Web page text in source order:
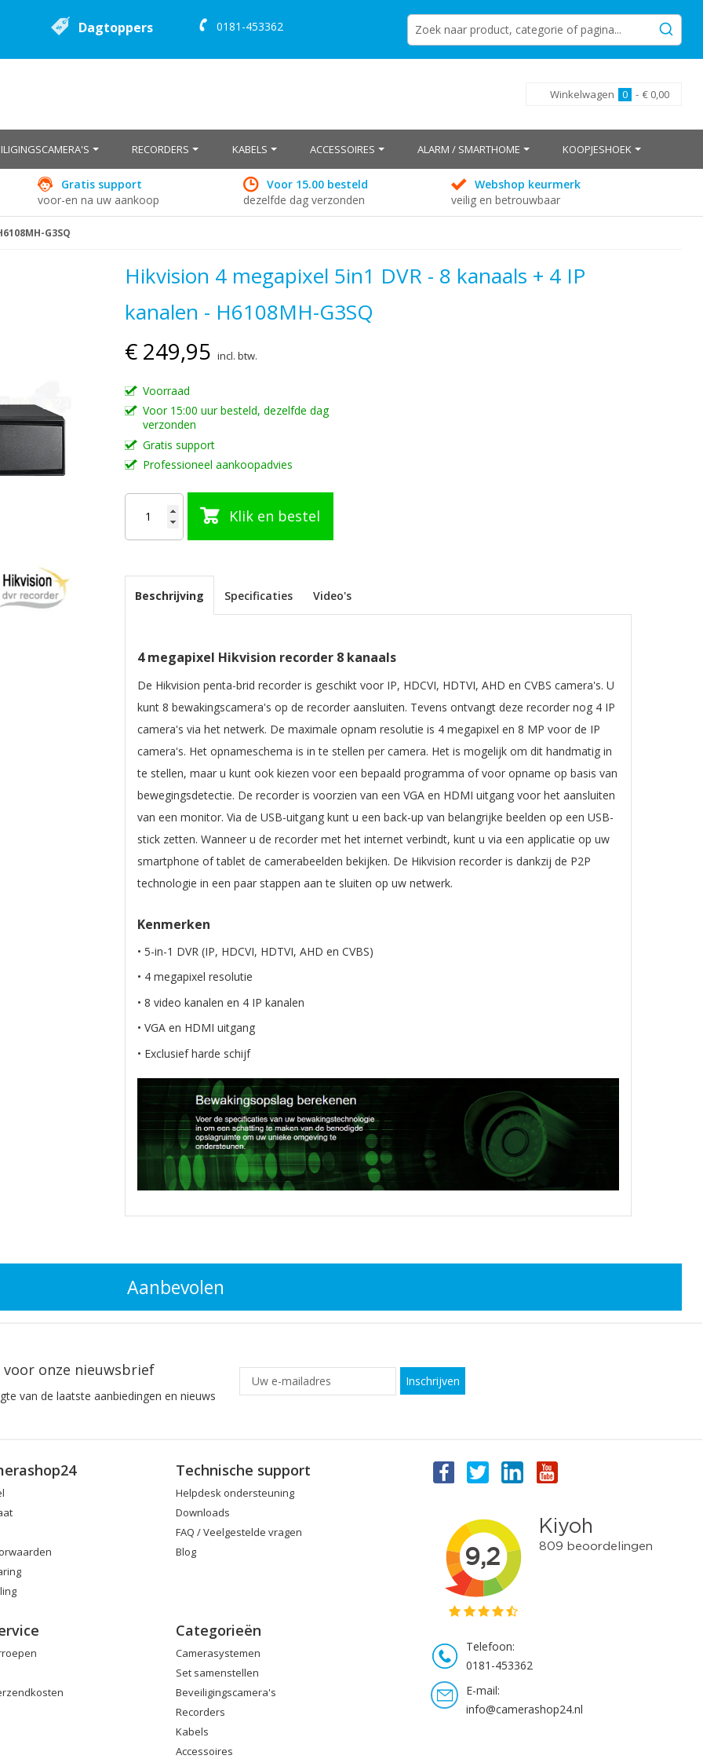
Dagtoppers 0181-453362
Winkelwagen 0 - € 0,00
RECORDERS KABELS ACCESSOIRES ALARM / SMARTHOME KOOPJESHOEK
Gratis support
voor-en na uw aankoop
Voor 15.00 besteld
dezelfde dag verzonden
Webshop keurmerk
veilig en betrouwbaar
G3SQ
Aanbevolen
Hikvision 4 megapixel 5in1 DVR - 8 kanaals + 4 IP
kanalen - H6108MH-G3SQ
€ 249,95 incl. btw.
Voorraad
Voor 15:00 uur besteld, dezelfde dag
verzonden
Gratis support
Professioneel aankoopadvies
Klik en bestel
Beschrijving
4 megapixel Hikvision recorder 8 kanaals
De Hikvision penta-brid recorder is geschikt voor IP, HDCVI, HDTVI, AHD en CVBS camera's. U
kunt 8 bewakingscamera's op de recorder aansluiten. Tevens ontvangt deze recorder nog 4 IP
camera's via het netwerk. De maximale opnam resolutie is 4 megapixel en 8 MP voor de IP
camera's. Het opnameschema is in te stellen per camera. Het is mogelijk om dit handmatig in
te stellen, maar u kunt ook kiezen voor een bepaald programma of voor opname op basis van
bewegingsdetectie. De recorder is voorzien van een VGA en HDMI uitgang voor het aansluiten
van een monitor. Via de USB-uitgang kunt u een back-up van belangrijke beelden op een USB-
stick zetten. Wanneer u de recorder met het internet verbindt, kunt u via een applicatie op uw
smartphone of tablet de camerabeelden bekijken. De Hikvision recorder is dankzij de P2P
technologie in een paar stappen aan te sluiten op uw netwerk.
Kenmerken
• 5-in-1 DVR (IP, HDCVI, HDTVI, AHD en CVBS)
• 4 megapixel resolutie
• 8 video kanalen en 4 IP kanalen
• VGA en HDMI uitgang
• Exclusief harde schijf
Specificaties Video's
onze nieuwsbrief
van de laatste aanbiedingen en nieuws
Inschrijven
Technische support
Helpdesk ondersteuning
Downloads
FAQ / Veelgestelde vragen
Blog
Categorieën
Camerasystemen
Set samenstellen
Beveiligingscamera's
Recorders
Kabels
Accessoires
Telefoon:
0181-453362
E-mail:
info@camerashop24.nl